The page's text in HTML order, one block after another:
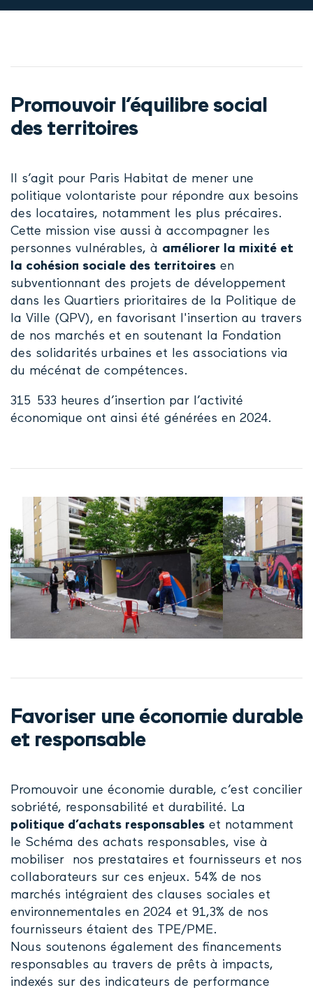
Promouvoir l’équilibre social
des territoires
Il s’agit pour Paris Habitat de mener une
politique volontariste pour répondre aux besoins
des locataires, notamment les plus précaires.
Cette mission vise aussi à accompagner les
personnes vulnérables, à améliorer la mixité et
la cohésion sociale des territoires en
subventionnant des projets de développement
dans les Quartiers prioritaires de la Politique de
la Ville (QPV), en favorisant l'insertion au travers
de nos marchés et en soutenant la Fondation
des solidarités urbaines et les associations via
du mécénat de compétences.
315 533 heures d’insertion par l’activité
économique ont ainsi été générées en 2024.
Favoriser une économie durable
et responsable
Promouvoir une économie durable, c’est concilier
sobriété, responsabilité et durabilité. La
politique d’achats responsables et notamment
le Schéma des achats responsables, vise à
mobiliser nos prestataires et fournisseurs et nos
collaborateurs sur ces enjeux. 54% de nos
marchés intégraient des clauses sociales et
environnementales en 2024 et 91,3% de nos
fournisseurs étaient des TPE/PME.
Nous soutenons également des financements
responsables au travers de prêts à impacts,
indexés sur des indicateurs de performance